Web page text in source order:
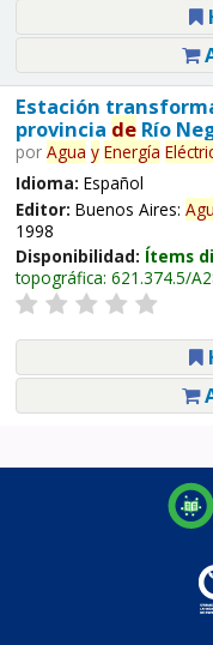
Estación
provincia deRío
por Agua y Energía
Idioma: Español
Editor: Buenos Aires:
1998
Disponibilidad: Ítems
topográfica: 621.374.5/